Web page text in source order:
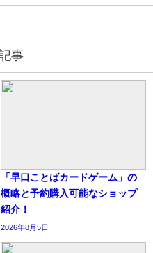
事
「早口ことばカードゲーム」の
概略と予約購入可能なショップ
紹介！
2026年8月5日